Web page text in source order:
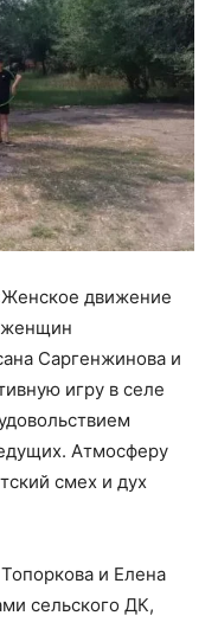
движение
женщин
Саргенжинова и
игру в селе
Атмосферу
смех и дух
и Елена
сельского ДК,